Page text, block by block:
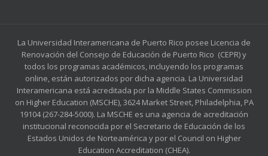
La Universidad Interamericana de Puerto Rico posee Licencia de
Renovación del Consejo de Educación de Puerto Rico (CEPR) y
todos los programas académicos, incluyendo los programas
online, están autorizados por dicha agencia. La Universidad
Interamericana está acreditada por la Middle States Commission
on Higher Education (MSCHE), 3624 Market Street, Philadelphia, PA
19104 (267-284-5000). La MSCHE es una agencia de acreditación
institucional reconocida por el Secretario de Educación de los
Estados Unidos de Norteamérica y por el Council on Higher
Education Accreditation (CHEA).